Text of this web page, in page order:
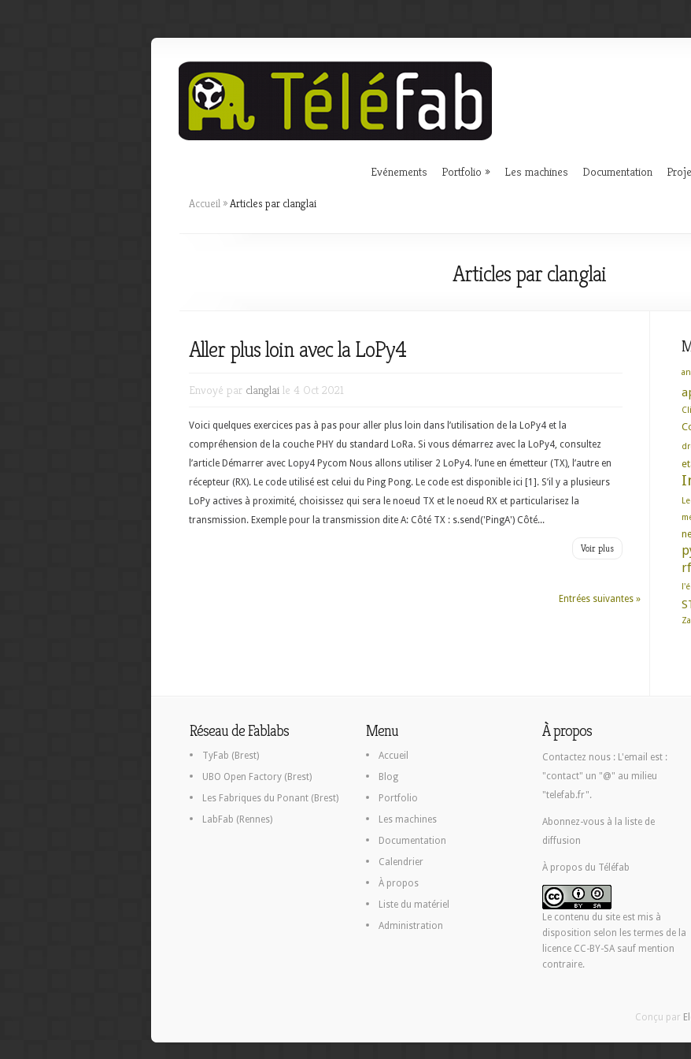
Evénements Portfolio Les machines Documentation
Accueil »Articles par clanglai
Articles par clanglai
Aller plus loin avec la LoPy4
Envoyé par clanglai le 4 Oct 2021
Voici quelques exercices pas à pas pour aller plus loin dans l’utilisation de la LoPy4 et la
compréhension de la couche PHY du standard LoRa. Si vous démarrez avec la LoPy4, consultez
l’article Démarrer avec Lopy4 Pycom Nous allons utiliser 2 LoPy4. l’une en émetteur (TX), l’autre en
récepteur (RX). Le code utilisé est celui du Ping Pong. Le code est disponible ici [1]. S’il y a plusieurs
LoPy actives à proximité, choisissez qui sera le noeud TX et le noeud RX et particularisez la
transmission. Exemple pour la transmission dite A: Côté TX : s.send('PingA') Côté...
Voir plus
Entrées suivantes »
Réseau de Fablabs
TyFab (Brest)
UBO Open Factory (Brest)
Les Fabriques du Ponant (Brest)
LabFab (Rennes)
Menu
Accueil
Blog
Portfolio
Les machines
Documentation
Calendrier
À propos
Liste du matériel
Administration
À propos
Contactez nous : L'email est :
"contact" un "@" au milieu
"telefab.fr".
Abonnez-vous à la liste de
diffusion
À propos du Téléfab
Le contenu du site est mis à
disposition selon les termes de la
licence CC-BY-SA sauf mention
contraire.
Conçu par